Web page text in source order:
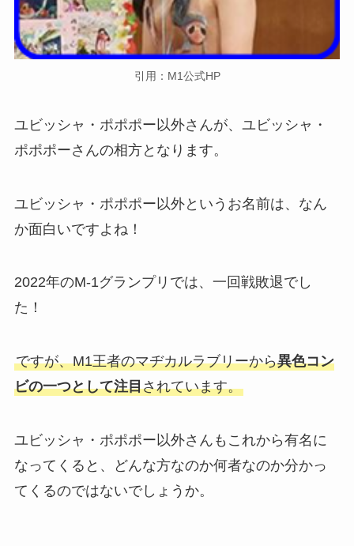
引用：M1公式HP
ユビッシャ・ポポポー以外さんが、ユビッシャ・
ポポポーさんの相方となります。
ユビッシャ・ポポポー以外というお名前は、なん
か面白いですよね！
2022年のM-1グランプリでは、一回戦敗退でし
た！
ですが、M1王者のマヂカルラブリーから異色コン
ビの一つとして注目されています。
ユビッシャ・ポポポー以外さんもこれから有名に
なってくると、どんな方なのか何者なのか分かっ
てくるのではないでしょうか。